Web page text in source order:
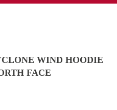
WIND HOODIE
FACE